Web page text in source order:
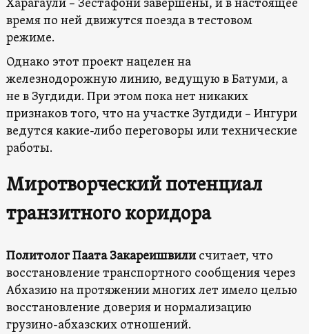
Харагаули – Зестафони завершены, и в настоящее
время по ней движутся поезда в тестовом
режиме.
Однако этот проект нацелен на
железнодорожную линию, ведущую в Батуми, а
не в Зугдиди. При этом пока нет никаких
признаков того, что на участке Зугдиди – Ингури
ведутся какие-либо переговоры или технические
работы.
Миротворческий потенциал
транзитного коридора
Политолог Паата Закареишвилисчитает, что
восстановление транспортного сообщения через
Абхазию на протяжении многих лет имело целью
восстановление доверия и нормализацию
грузино-абхазских отношений.